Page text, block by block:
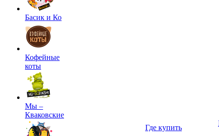
Басик и Ко
Кофейные
коты
Мы –
Кваковские
Где купить